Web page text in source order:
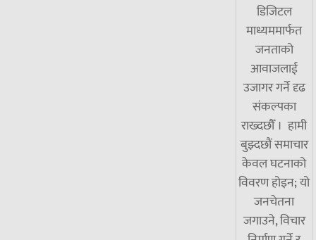
डिजिटल
माध्यममार्फत
जनताको
आवाजलाई
उजागर गर्ने दृढ
संकल्पका
राख्दछौँ । हामी
बुझ्दछौं समाचार
केवल घटनाको
विवरण होइन; यो
जनचेतना
जगाउने, विचार